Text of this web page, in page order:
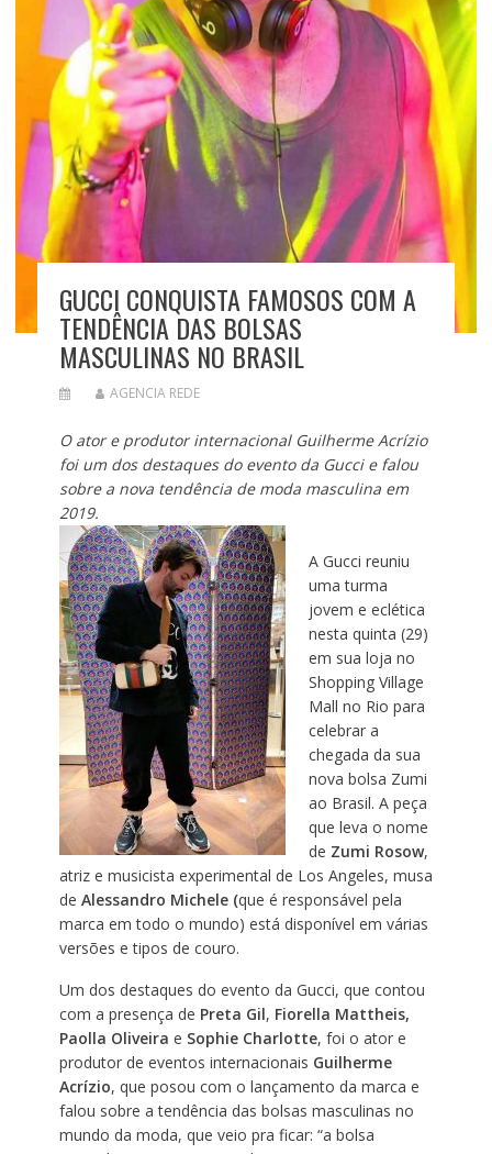
GUCCI CONQUISTA FAMOSOS COM A
TENDÊNCIA DAS BOLSAS
MASCULINAS NO BRASIL
AGENCIA REDE
O ator e produtor internacional Guilherme Acrízio
foi um dos destaques do evento da Gucci e falou
sobre a nova tendência de moda masculina em
2019.
A Gucci reuniu
uma turma
jovem e eclética
nesta quinta (29)
em sua loja no
Shopping Village
Mall no Rio para
celebrar a
chegada da sua
nova bolsa Zumi
ao Brasil. A peça
que leva o nome
de Zumi Rosow,
atriz e musicista experimental de Los Angeles, musa
de Alessandro Michele (que é responsável pela
marca em todo o mundo) está disponível em várias
versões e tipos de couro.
Um dos destaques do evento da Gucci, que contou
com a presença de Preta Gil, Fiorella Mattheis,
Paolla Oliveira e Sophie Charlotte, foi o ator e
produtor de eventos internacionais Guilherme
Acrízio, que posou com o lançamento da marca e
falou sobre a tendência das bolsas masculinas no
mundo da moda, que veio pra ficar: “a bolsa